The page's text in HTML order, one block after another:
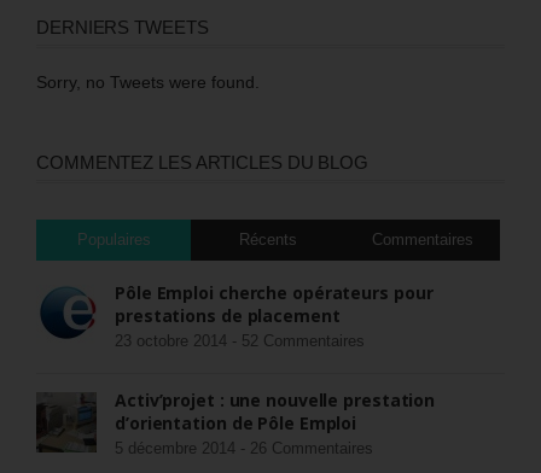
DERNIERS TWEETS
Sorry, no Tweets were found.
COMMENTEZ LES ARTICLES DU BLOG
Populaires Récents Commentaires
Pôle Emploi cherche opérateurs pour
prestations de placement
23 octobre 2014 - 52 Commentaires
Activ’projet : une nouvelle prestation
d’orientation de Pôle Emploi
5 décembre 2014 - 26 Commentaires